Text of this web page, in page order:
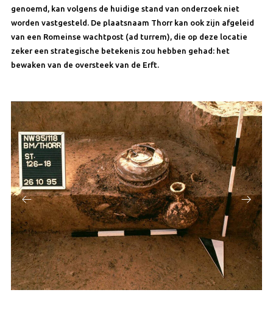
genoemd, kan volgens de huidige stand van onderzoek niet
worden vastgesteld. De plaatsnaam Thorr kan ook zijn afgeleid
van een Romeinse wachtpost (ad turrem), die op deze locatie
zeker een strategische betekenis zou hebben gehad: het
bewaken van de oversteek van de Erft.